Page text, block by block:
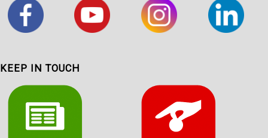
KEEP IN TOUCH